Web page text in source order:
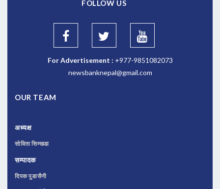
FOLLOW US
For Advertisement : +977-9851082073
newsbanknepal@gmail.com
OUR TEAM
अध्यक्ष
सोविता सिम्खडा
सम्पादक
दिपक पुडासैनी